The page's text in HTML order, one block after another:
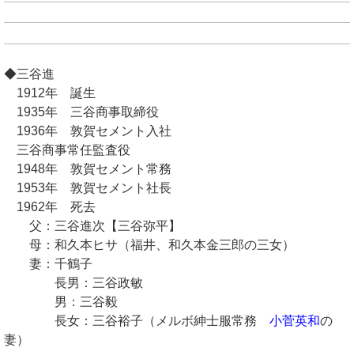
◆三谷進
1912年 誕生
1935年 三谷商事取締役
1936年 敦賀セメント入社
三谷商事常任監査役
1948年 敦賀セメント常務
1953年 敦賀セメント社長
1962年 死去
父：三谷進次【三谷弥平】
母：和久本ヒサ（福井、和久本金三郎の三女）
妻：千鶴子
長男：三谷政敏
男：三谷毅
長女：三谷裕子（メルボ紳士服常務 小菅英和の
妻）